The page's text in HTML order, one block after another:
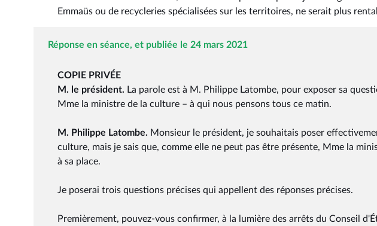
Emmaüs ou de recycleries spécialisées sur les territoires, ne serait plus
Réponse en séance, et publiée le 24 mars 2021
COPIE PRIVÉE
M. le président. La parole est à M. Philippe Latombe, pour exposer sa
Mme la ministre de la culture – à qui nous pensons tous ce matin.
M. Philippe Latombe. Monsieur le président, je souhaitais poser
culture, mais je sais que, comme elle ne peut pas être présente, Mme la
à sa place.
Je poserai trois questions précises qui appellent des réponses précises.
Premièrement, pouvez-vous confirmer, à la lumière des arrêts du Conseil